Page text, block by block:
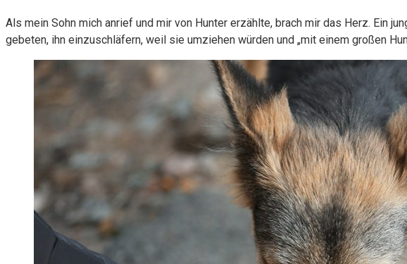
Als mein Sohn mich anrief und mir von Hunter erzählte, brach mir das Herz. Ein
gebeten, ihn einzuschläfern, weil sie umziehen würden und „mit einem großen